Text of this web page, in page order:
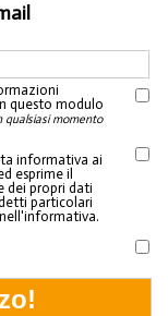
questo modulo
qualsiasi momento
informativa ai
esprime il
dei propri dati
particolari